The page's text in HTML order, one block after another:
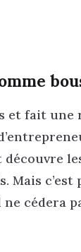
et fait
Mais
cédera